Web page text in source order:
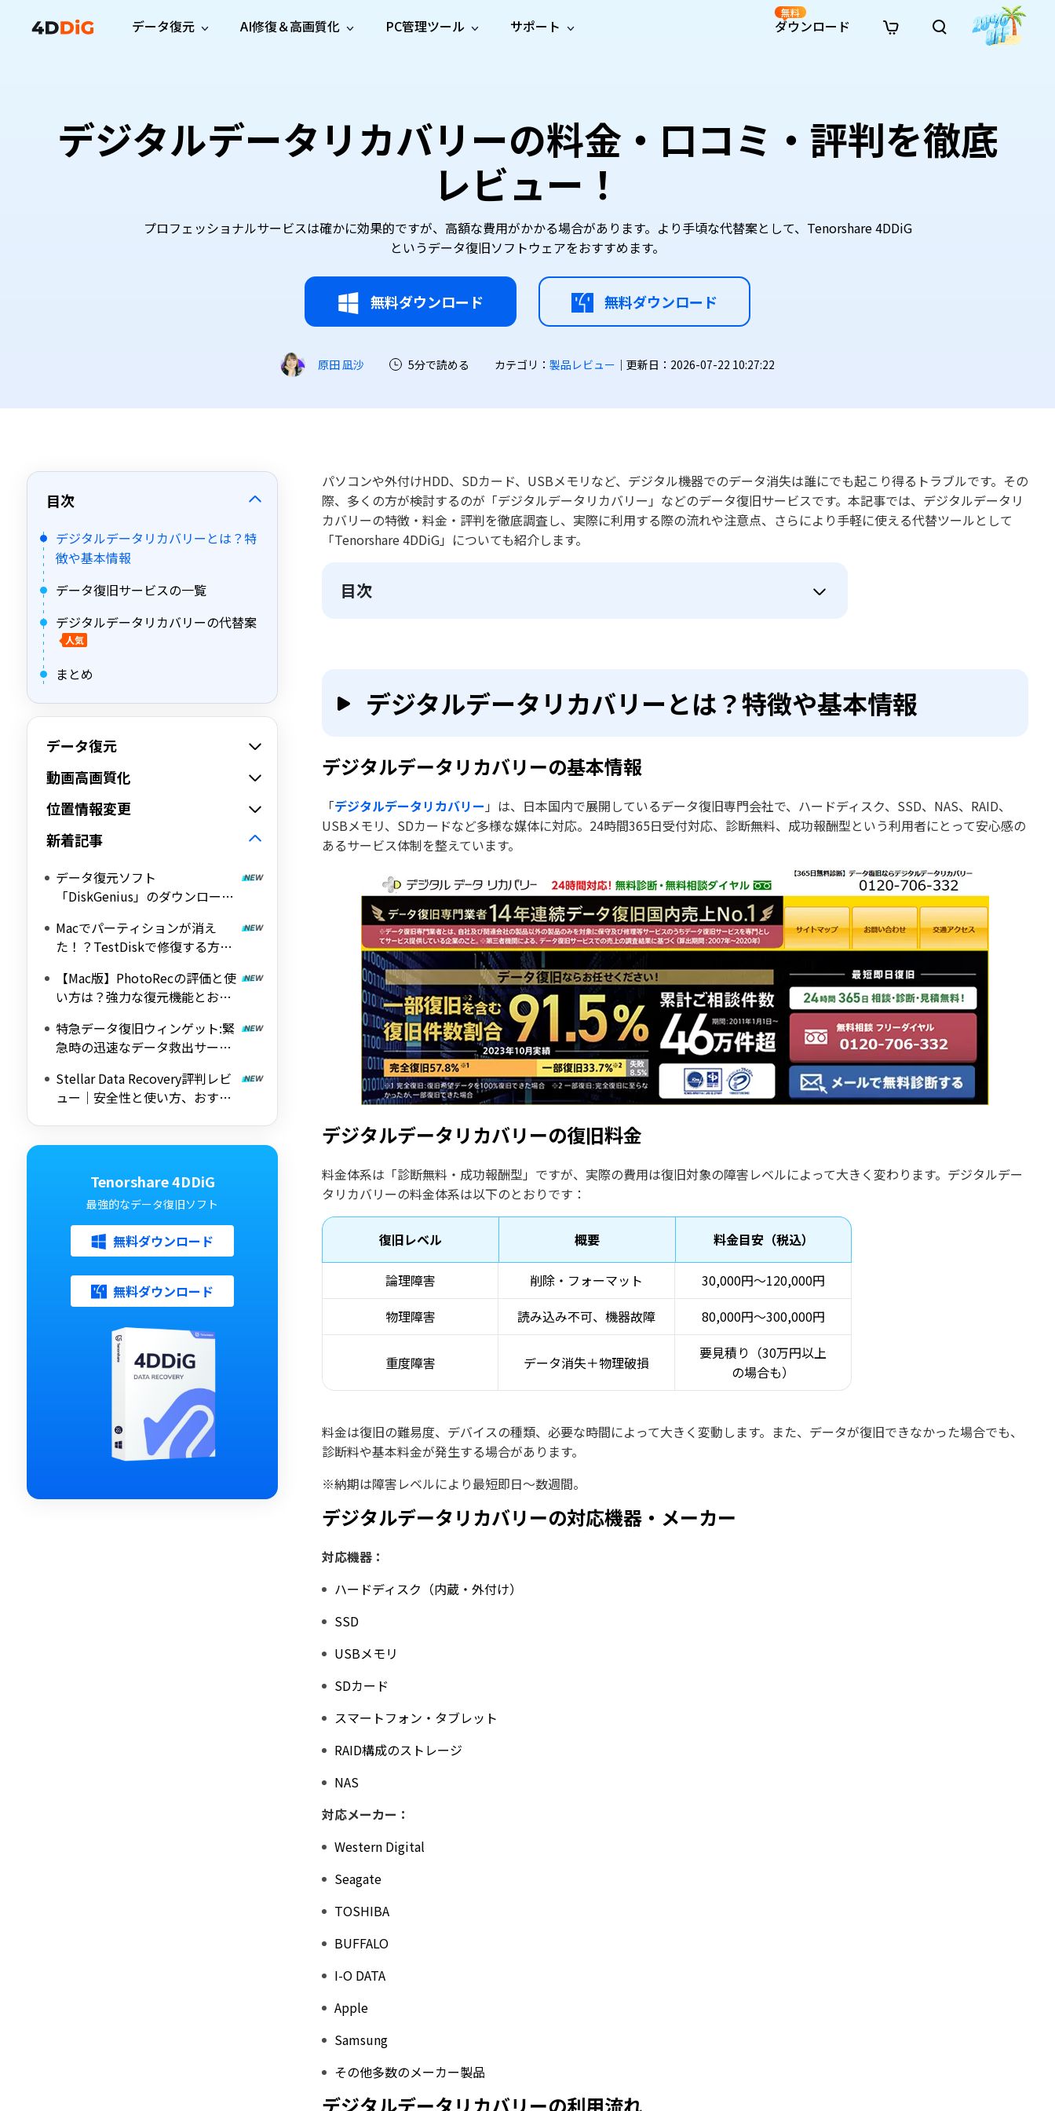
データ復元
プロ版 無料版
プロ版 無料版
WhatsApp データ復元
WhatsAppのデータを復元
LINE データ復元
LINEのデータを復元
· USBデータ復元
· ゴミ箱復元
· ファイル復元
· エクセル復元
· 動画復元
AI修復＆高画質化
動画修
復
復
メント
修復
動画高
画質化
AI
写真高
画質化
オンライン写真修復
オンラインファイル修復
· シネマ風AI画像プロンプト
· アニメ実写化プロンプト
PC管理ツール
Windows向けディスク管理ツール
Disk Copy
データ保護向けPCバックアップ
重複ファイルを検出・削除
Tenorshare Cleamio
新製
WindowsのDLLエラーを修復
Email Repair
破損したPST/OSTファイルを修復
· ハードディスクをクローン
· 重複検索（Mac）
· Cドライブを拡張
· ディスク容量を解放
· Macストレージを整理
サポート
ガイド・お問い合わせ
サブスク更新情報
ユーザーガイドセンター
使い方ガイド
ダウンロード
無料
デジタルデータリカバリーの料金・口コミ・評判を徹底
レビュー！
プロフェッショナルサービスは確かに効果的ですが、高額な費用がかかる場合があります。より手頃な代替案として、Tenorshare 4DDiG
というデータ復旧ソフトウェアをおすすめます。
無料ダウンロード 無料ダウンロード
原田 凪沙 5分で読める カテゴリ： 製品レビュー ｜更新日：2026-07-22 10:27:22
目次
デジタルデータリカバリーとは？特
徴や基本情報
データ復旧サービスの一覧
デジタルデータリカバリーの代替案
人気
まとめ
データ復元
動画高画質化
位置情報変更
新着記事
データ復元ソフト
「DiskGenius」のダウンロード
Macでパーティションが消え
た！？TestDiskで修復する方法
【Mac版】PhotoRecの評価と使
い方は？強力な復元機能とおす
特急データ復旧ウィンゲット:緊
急時の迅速なデータ救出サービ
Stellar Data Recovery評判レビ
ュー｜安全性と使い方、おすす
Tenorshare 4DDiG
最強的なデータ復旧ソフト
無料ダウンロード
無料ダウンロード
パソコンや外付けHDD、SDカード、USBメモリなど、デジタル機器でのデータ消失は誰にでも起こり得るトラブルです。その
際、多くの方が検討するのが「デジタルデータリカバリー」などのデータ復旧サービスです。本記事では、デジタルデータリ
カバリーの特徴・料金・評判を徹底調査し、実際に利用する際の流れや注意点、さらにより手軽に使える代替ツールとして
「Tenorshare 4DDiG」についても紹介します。
目次
デジタルデータリカバリーとは？特徴や基本情報
デジタルデータリカバリーの基本情報
「デジタルデータリカバリー 」は、日本国内で展開しているデータ復旧専門会社で、ハードディスク、SSD、NAS、RAID、
USBメモリ、SDカードなど多様な媒体に対応。24時間365日受付対応、診断無料、成功報酬型という利用者にとって安心感の
あるサービス体制を整えています。
デジタルデータリカバリーの復旧料金
料金体系は「診断無料・成功報酬型」ですが、実際の費用は復旧対象の障害レベルによって大きく変わります。デジタルデー
タリカバリーの料金体系は以下のとおりです：
復旧レベル 概要 料金目安（税込）
論理障害 削除・フォーマット
30,000円〜120,000円
物理障害
読み込み不可、機器故障 80,000円〜300,000円
重度障害 データ消失＋物理破損
要見積り（30万円以上
の場合も）
料金は復旧の難易度、デバイスの種類、必要な時間によって大きく変動します。また、データが復旧できなかった場合でも、
診断料や基本料金が発生する場合があります。
※納期は障害レベルにより最短即日〜数週間。
デジタルデータリカバリーの対応機器・メーカー
対応機器：
ハードディスク（内蔵・外付け）
SSD
USBメモリ
SDカード
スマートフォン・タブレット
RAID構成のストレージ
NAS
対応メーカー：
Western Digital
Seagate
TOSHIBA
BUFFALO
I-O DATA
Apple
Samsung
その他多数のメーカー製品
デジタルデータリカバリーの利用流れ